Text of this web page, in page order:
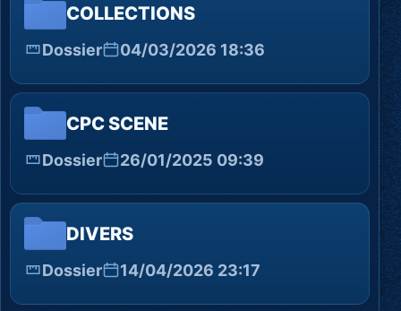
COLLECTIONS
Dossier 04/03/2026 18:36
CPC SCENE
Dossier 26/01/2025 09:39
DIVERS
Dossier 14/04/2026 23:17